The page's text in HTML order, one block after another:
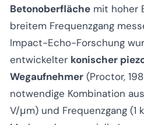
Betonoberfläche mit hoher
breitem Frequenzgang
Impact-Echo-Forschung
entwickelter konischer
Wegaufnehmer (Proctor,
notwendige Kombination
V/μm) und Frequenzgang (1